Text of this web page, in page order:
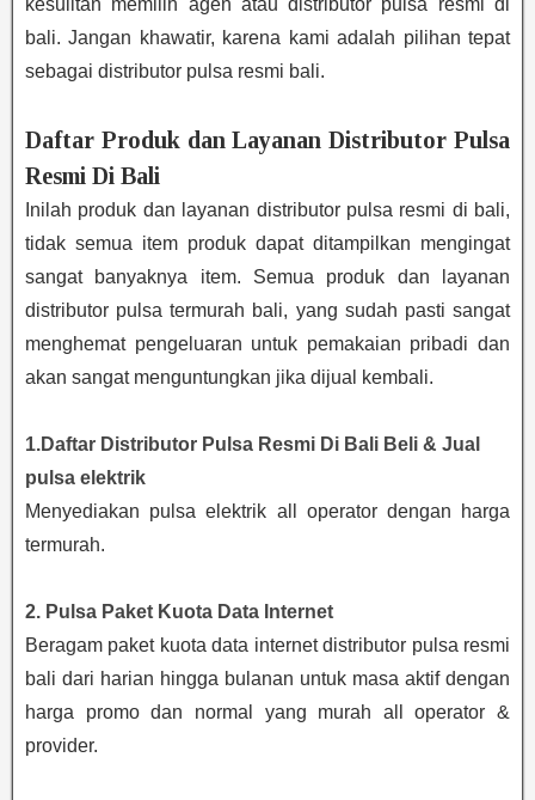
bali. Jangan khawatir, karena kami adalah pilihan tepat
sebagai distributor pulsa resmi bali.
Daftar Produk dan Layanan Distributor Pulsa
Resmi Di Bali
Inilah produk dan layanan distributor pulsa resmi di bali,
tidak semua item produk dapat ditampilkan mengingat
sangat banyaknya item. Semua produk dan layanan
distributor pulsa termurah bali, yang sudah pasti sangat
menghemat pengeluaran untuk pemakaian pribadi dan
akan sangat menguntungkan jika dijual kembali.
1.Daftar Distributor Pulsa Resmi Di Bali Beli & Jual
pulsa elektrik
Menyediakan pulsa elektrik all operator dengan harga
termurah.
2. Pulsa Paket Kuota Data Internet
Beragam paket kuota data internet distributor pulsa resmi
bali dari harian hingga bulanan untuk masa aktif dengan
harga promo dan normal yang murah all operator &
provider.